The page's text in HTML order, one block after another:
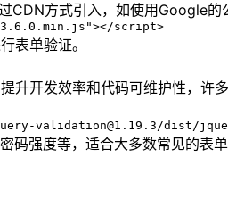
方式引入，如使用Google的
script>
表单验证。
升开发效率和代码可维护性，
validation@1.19.3/dist/
强度等，适合大多数常见的表单